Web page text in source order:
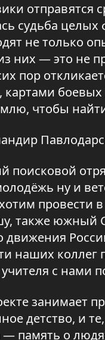
отправятся
судьба целых
не только
них — это не
пор
картами
чтобы
поисковой
ну и
провести
также южный
наших
с нами
занимает
детство, и
память о